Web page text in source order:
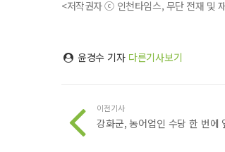
<저작권자 ⓒ 인천타임스, 무단 전재 및
윤경수 기자 다른기사보기
이전기사
강화군, 농어업인 수당 한 번에